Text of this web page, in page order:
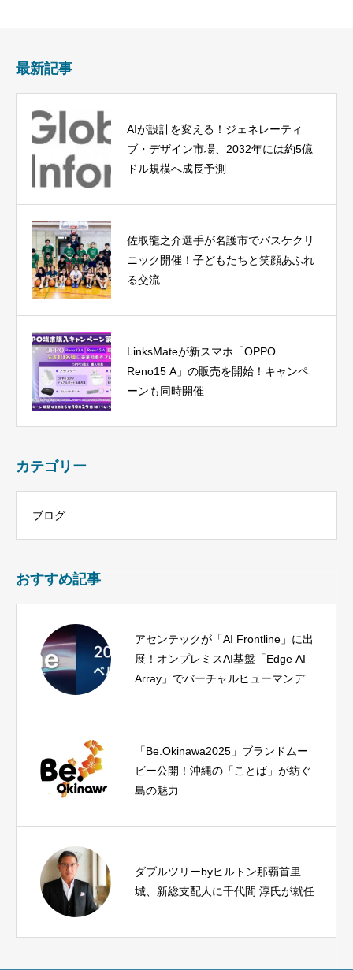
最新記事
AIが設計を変える！ジェネレーティ
ブ・デザイン市場、2032年には約5億
ドル規模へ成長予測
佐取龍之介選手が名護市でバスケクリ
ニック開催！子どもたちと笑顔あふれ
る交流
LinksMateが新スマホ「OPPO
Reno15 A」の販売を開始！キャンペ
ーンも同時開催
カテゴリー
ブログ
おすすめ記事
アセンテックが「AI Frontline」に出
展！オンプレミスAI基盤「Edge AI
Array」でバーチャルヒューマンデモ
「Be.Okinawa2025」ブランドムー
ビー公開！沖縄の「ことば」が紡ぐ
島の魅力
ダブルツリーbyヒルトン那覇首里
城、新総支配人に千代間 淳氏が就任